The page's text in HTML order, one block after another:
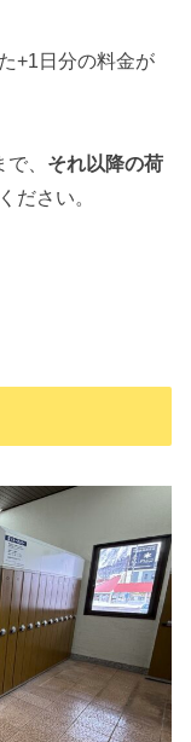
+1日分の料金が
、 それ以降の荷
ださい。